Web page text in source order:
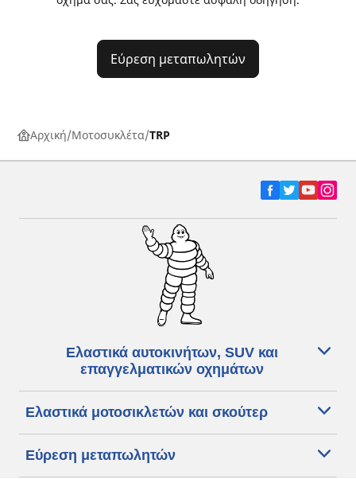
Εύρεση μεταπωλητών
Αρχική Μοτοσυκλέτα TRP
Ελαστικά αυτοκινήτων, SUV και
επαγγελματικών οχημάτων
Ελαστικά μοτοσικλετών και σκούτερ
Εύρεση μεταπωλητών